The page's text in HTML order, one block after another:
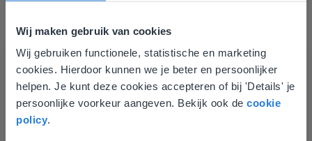
Wij maken gebruik van cookies
Wij gebruiken functionele, statistische en marketing
cookies. Hierdoor kunnen we je beter en persoonlijker
helpen. Je kunt deze cookies accepteren of bij 'Details' je
persoonlijke voorkeur aangeven. Bekijk ook de cookie
policy.
Les
Deze website komt niet
overeen met je locatie
Gezien je locatie, denken we dat je misschien
liever naar de website voor English gaat. Hier